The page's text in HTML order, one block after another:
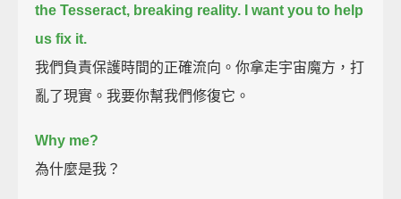
the Tesseract, breaking reality.
I want you to help
us fix it.
我們負責保護時間的正確流向。你拿走宇宙魔方，打
亂了現實。我要你幫我們修復它。
Why me?
為什麼是我？